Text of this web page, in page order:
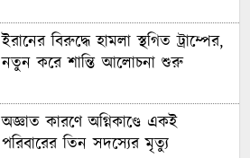
ইরানের বিরুদ্ধে হামলা স্থগিত ট্রাম্পের,
নতুন করে শান্তি আলোচনা শুরু
অজ্ঞাত কারণে অগ্নিকাণ্ডে একই
পরিবারের তিন সদস্যের মৃত্যু